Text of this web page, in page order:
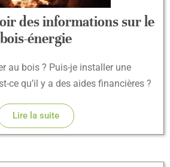
des informations sur le
bois-énergie
au bois ? Puis-je installer une
ce qu’il y a des aides financières ?
Lire la suite